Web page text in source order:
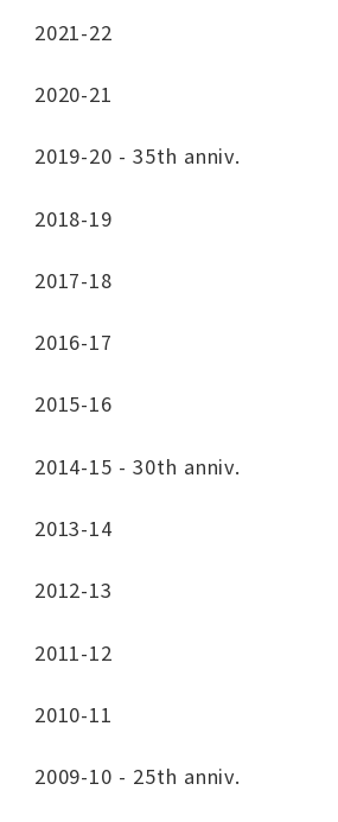
2021-22
2020-21
2019-20 - 35th anniv.
2018-19
2017-18
2016-17
2015-16
2014-15 - 30th anniv.
2013-14
2012-13
2011-12
2010-11
2009-10 - 25th anniv.